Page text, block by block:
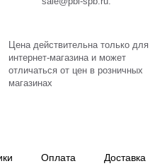
Цена действительна только для
интернет-магазина и может
отличаться от цен в розничных
магазинах
Оплата Доставка